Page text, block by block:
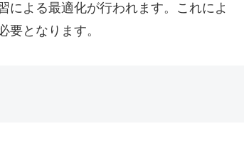
による最適化が行われます。これによ
要となります。